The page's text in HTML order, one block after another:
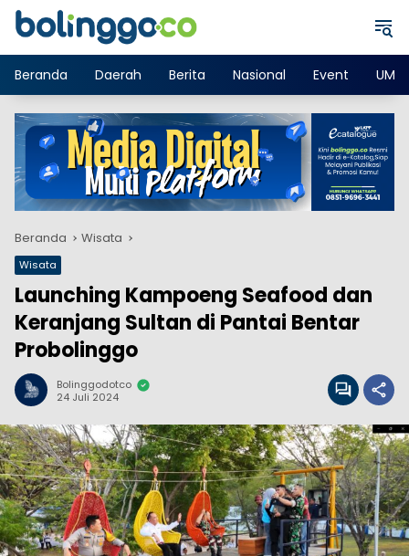
Langsung
Beranda
Daerah Berita Nasional Event
Beranda Wisata
Wisata
Launching Kampoeng Seafood dan
Keranjang Sultan di Pantai Bentar
Probolinggo
Bolinggodotco
24 Juli 2024